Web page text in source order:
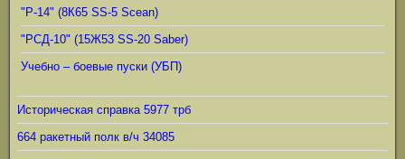
"Р-14" (8К65 SS-5 Scean)
"РСД-10" (15Ж53 SS-20 Saber)
Учебно – боевые пуски (УБП)
Историческая справка 5977 трб
664 ракетный полк в/ч 34085